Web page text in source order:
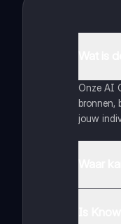
Onze AI
bronnen,
jouw